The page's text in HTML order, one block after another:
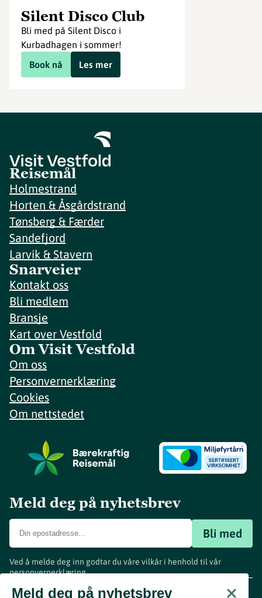
Silent Disco Club
Bli med på Silent Disco i
Kurbadhagen i sommer!
Book nå
Les mer
Reisemål
Holmestrand
Horten & Åsgårdstrand
Tønsberg & Færder
Sandefjord
Larvik & Stavern
Snarveier
Kontakt oss
Bli medlem
Bransje
Kart over Vestfold
Om Visit Vestfold
Om oss
Personvernerklæring
Cookies
Om nettstedet
Meld deg på nyhetsbrev
Bli med
Ved å melde deg inn godtar du våre vilkår i henhold til vår
personvernerklæring.
Meld deg på nyhetsbrev
www.visitvestfold.com